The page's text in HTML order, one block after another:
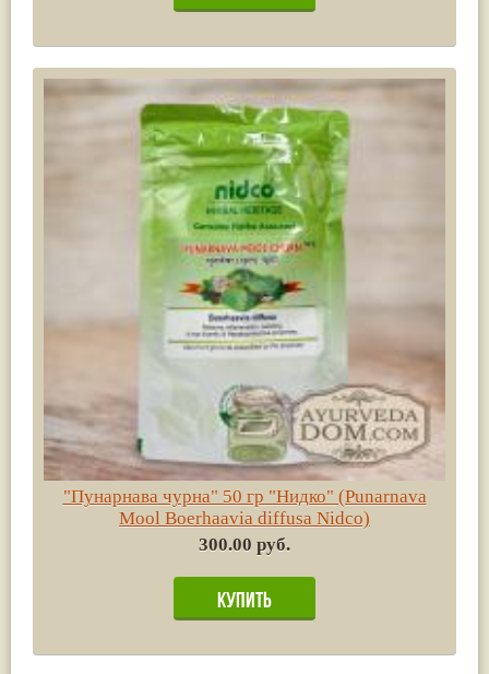
"Пунарнава чурна" 50 гр "Нидко" (Punarnava
Mool Boerhaavia diffusa Nidco)
300.00 руб.